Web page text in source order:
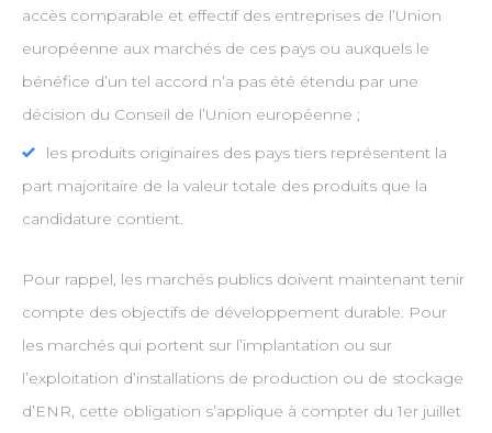
accès comparable et effectif des entreprises de l’Union
européenne aux marchés de ces pays ou auxquels le
bénéfice d’un tel accord n’a pas été étendu par une
décision du Conseil de l’Union européenne ;
les produits originaires des pays tiers représentent la
part majoritaire de la valeur totale des produits que la
candidature contient.
Pour rappel, les marchés publics doivent maintenant tenir
compte des objectifs de développement durable. Pour
les marchés qui portent sur l’implantation ou sur
l’exploitation d’installations de production ou de stockage
d’ENR, cette obligation s’applique à compter du 1er juillet